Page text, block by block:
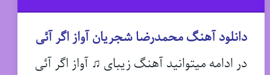
دانلود آهنگ محمدرضا شجریان آواز اگر آئی
در ادامه میتوانید آهنگ زیبای ♫ آواز اگر آئی